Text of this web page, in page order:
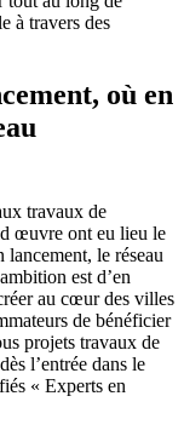
à travers des
où en
travaux de
œuvre ont eu lieu le
le réseau
est d’en
au cœur des villes
de bénéficier
projets travaux de
l’entrée dans le
« Experts en